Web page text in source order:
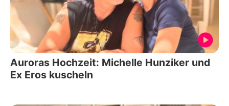
Auroras Hochzeit: Michelle Hunziker und
Ex Eros kuscheln